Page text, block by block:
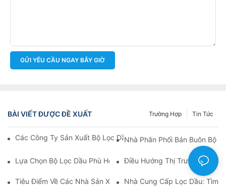
GỬI YÊU CẦU NGAY BÂY GIỜ
BÀI VIẾT ĐƯỢC ĐỀ XUẤT Tin Tức
Trường Hợp
Các Công Ty Sản Xuất Bộ Lọc Dầu Hàng Đầu: Tổng Quan Toàn
Nhà Phân Phối Bán Buôn Bộ
Lựa Chọn Bộ Lọc Dầu Phù Hợp Cho Mẫu Xe Của Bạn: Những
Điều Hướng Thị Trường Bán
Tiêu Điểm Về Các Nhà Sản Xuất Bộ Lọc Dầu Hàng Đầu Và
Nhà Cung Cấp Lọc Dầu: Tìm